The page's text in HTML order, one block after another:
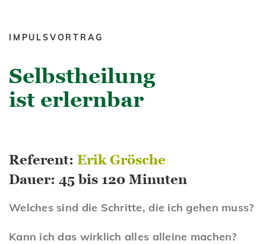
IMPULSVORTRAG
Selbstheilung
ist erlernbar
Referent: Erik Grösche
Dauer: 45 bis 120 Minuten
Welches sind die Schritte, die ich gehen muss?
Kann ich das wirklich alles alleine machen?